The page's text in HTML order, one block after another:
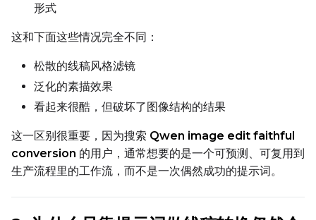
Loss Type
EMA (Exponential Moving
形式
这和下面这些情况完全不同：
松散的线稿风格滤镜
泛化的素描效果
看起来很酷，但破坏了图像结构的结果
这一区别很重要，因为搜索 Qwen image edit faithful
conversion 的用户，通常想要的是一个可预测、可复用到
生产流程里的工作流，而不是一次偶然成功的提示词。